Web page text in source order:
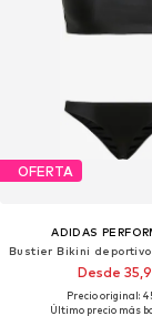
OFERTA
ADIDAS
Desde
Precio original:
Último precio más